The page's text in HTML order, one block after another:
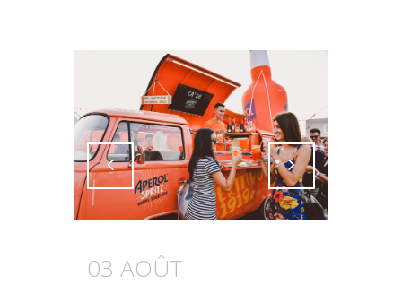
Attiva comando Attiva comando
03 AOÛT